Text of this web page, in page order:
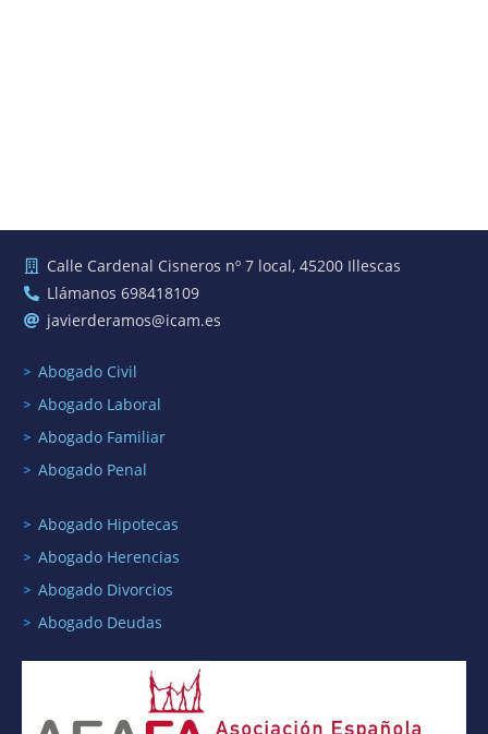
Calle Cardenal Cisneros nº 7 local, 45200 Illescas
Llámanos 698418109
javierderamos@icam.es
Abogado Civil
Abogado Laboral
Abogado Familiar
Abogado Penal
Abogado Hipotecas
Abogado Herencias
Abogado Divorcios
Abogado Deudas